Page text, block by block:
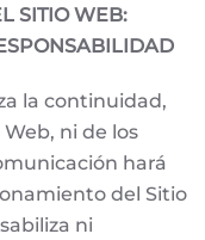
SITIO WEB:
la continuidad,
ni de los
hará
del Sitio
ni